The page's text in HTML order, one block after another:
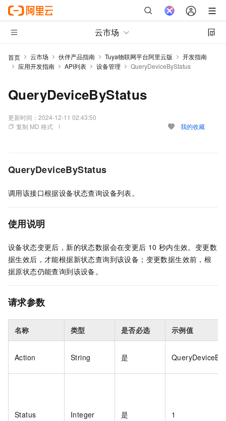
云市场
首页 云市场 伙伴产品指南 Tuya物联网平台阿里云版
开发指南
应用开发指南
API列表 设备管理 QueryDeviceByStatus
QueryDeviceByStatus
更新时间： 2024-12-11 02:43:50
复制 MD 格式
我的收藏
QueryDeviceByStatus
调用该接口根据设备状态查询设备列表。
使用说明
设备状态变更后，新的状态数据会在变更后 10 秒内生效。变更数
据生效后，才能根据新状态查询到该设备；变更数据生效前，根
据原状态仍能查询到该设备。
请求参数
名称 类型 是否必选 示例值
Action String 是
Status Integer 是 1